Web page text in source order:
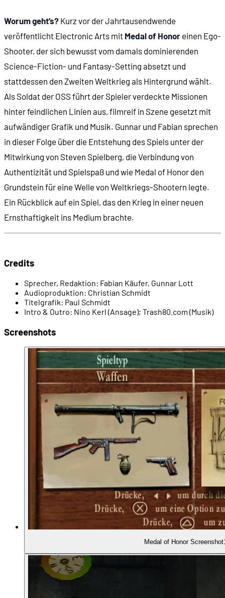
00:06:25 - Das Gründer-Trio von Dreamworks
00:08:35 - Dreamworks Interactive
00:10:27 - Das erste Spiel: Steven Spielberg's Director's
00:10:50 - ... mit Jennifer Aniston und Quentin Tarrantino
00:11:28 - Goosebumps
00:13:04 - Dino-Spiele-Welle: Jurassic Park: Lost World ...
00:13:41 - ... Chaos Island (1997) ...
00:13:53 - ... Trespasser (1998) ...
00:14:10
00:15:17 - Electronic Arts kauft Dreamworks Interactive
00:17:59 - Der Wegbereiter: GoldenEye 007 (1997)
00:18:28 - Der Producer: Peter Hirschmann
00:19:09 - Ein vergleichsweise unerfahrenes Team
- Der Komponist: Michael Giacchino
00:20:35 - Widerstand gegen das Setting
00:22:56 - Historische Beratung durch Dale Dye
00:23:18 - Der Gewaltgrad muss reduziert werden
00:24:07 - Die "Congressional Medal of Honor Society"
Worum geht’s? Kurz vor der Jahrtausendwende
veröffentlicht Electronic Arts mit Medal of Honor einen Ego-
Shooter, der sich bewusst vom damals dominierenden
Science-Fiction- und Fantasy-Setting absetzt und
stattdessen den Zweiten Weltkrieg als Hintergrund wählt.
Als Soldat der OSS führt der Spieler verdeckte Missionen
hinter feindlichen Linien aus, filmreif in Szene gesetzt mit
aufwändiger Grafik und Musik. Gunnar und Fabian sprechen
in dieser Folge über die Entstehung des Spiels unter der
Mitwirkung von Steven Spielberg, die Verbindung von
Authentizität und Spielspaß und wie Medal of Honor den
Grundstein für eine Welle von Weltkriegs-Shootern legte.
Ein Rückblick auf ein Spiel, das den Krieg in einer neuen
Ernsthaftigkeit ins Medium brachte.
Credits
Sprecher, Redaktion: Fabian Käufer, Gunnar Lott
Audioproduktion: Christian Schmidt
Titelgrafik: Paul Schmidt
Intro & Outro: Nino Kerl (Ansage); Trash80.com (Musik)
Screenshots
Medal of Honor